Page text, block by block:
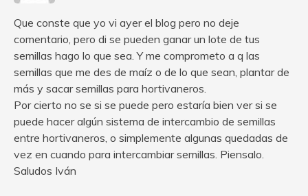
Que conste que yo vi ayer el blog pero no deje
comentario, pero di se pueden ganar un lote de tus
semillas hago lo que sea. Y me comprometo a q las
semillas que me des de maíz o de lo que sean, plantar de
más y sacar semillas para hortivaneros.
Por cierto no se si se puede pero estaría bien ver si se
puede hacer algún sistema de intercambio de semillas
entre hortivaneros, o simplemente algunas quedadas de
vez en cuando para intercambiar semillas. Piensalo.
Saludos Iván